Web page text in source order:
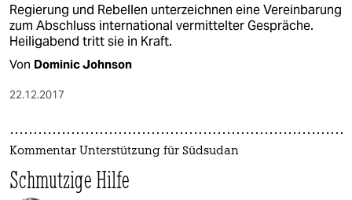
Regierung und Rebellen unterzeichnen eine Vereinbarung
zum Abschluss international vermittelter Gespräche.
Heiligabend tritt sie in Kraft.
Von Dominic Johnson
22.12.2017
Kommentar Unterstützung für Südsudan
Schmutzige Hilfe